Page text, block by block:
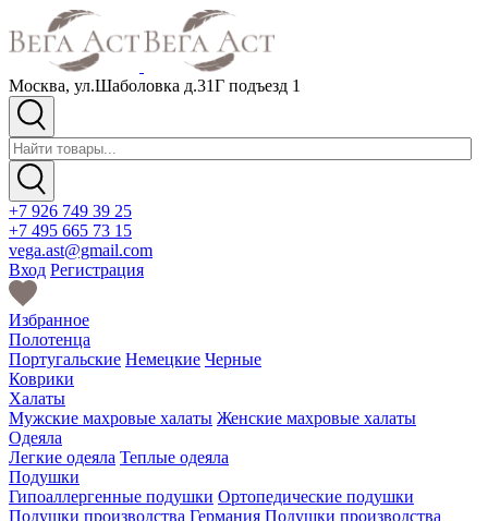
Москва, ул.Шаболовка д.31Г подъезд 1
+7 926 749 39 25
+7 495 665 73 15
vega.ast@gmail.com
Вход Регистрация
Избранное
Полотенца
Португальские Немецкие Черные
Коврики
Халаты
Мужские махровые халаты Женские махровые халаты
Одеяла
Легкие одеяла Теплые одеяла
Подушки
Гипоаллергенные подушки Ортопедические подушки
Подушки производства Германия Подушки производства